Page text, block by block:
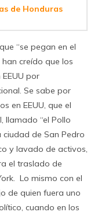
de Honduras
“se pegan en el
creído que los
por
Se sabe por
en EEUU, que el
llamado “el Pollo
ciudad de San Pedro
y lavado de activos,
el traslado de
Lo mismo con el
de quien fuera uno
cuando en los